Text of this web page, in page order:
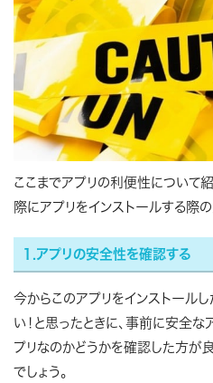
ここまでアプリの利便性について
際にアプリをインストールする際
1.アプリの安全性を確認する
今からこのアプリをインストールし
い！と思ったときに、事前に安全な
プリなのかどうかを確認した方が
でしょう。